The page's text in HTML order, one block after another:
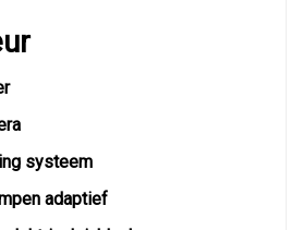
systeem
adaptief